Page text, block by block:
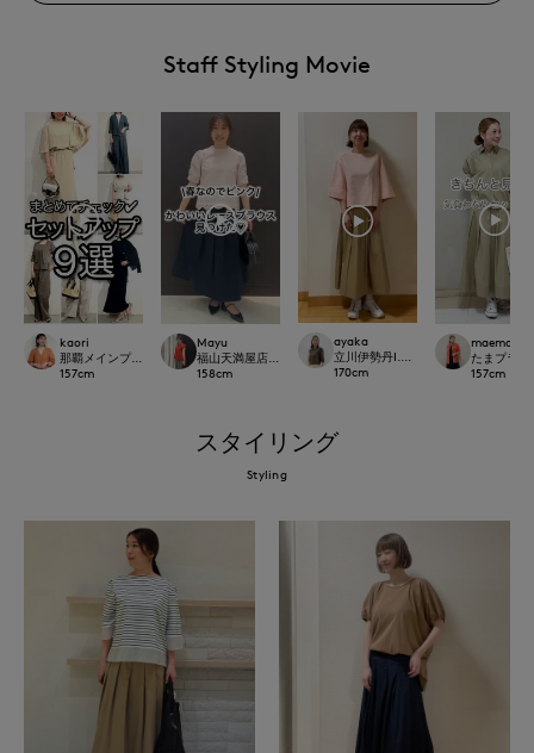
Staff Styling Movie
kaori
那覇メインプレイスI.T.'S.international
157cm
Mayu
福山天満屋店INED/7-IDconcept./Maglie
158cm
ayaka
立川伊勢丹I.T.'S.international
170cm
maemae
たまプラ
157cm
スタイリング
Styling